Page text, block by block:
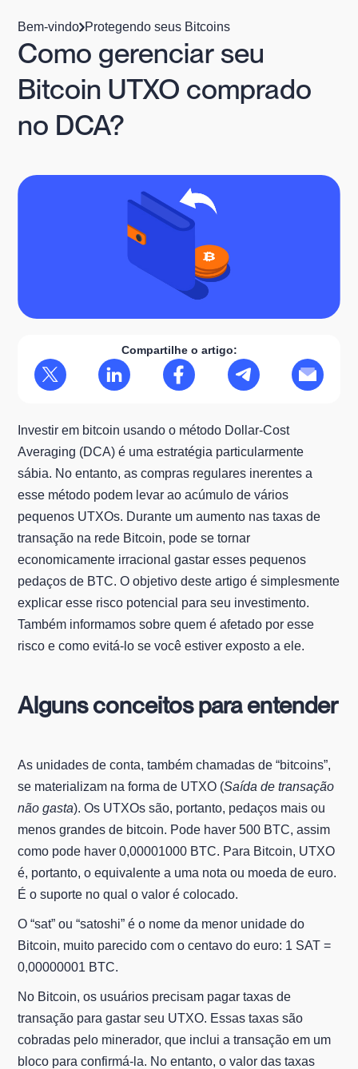
Bem-vindo Protegendo seus Bitcoins
Como gerenciar seu
Bitcoin UTXO comprado
no DCA?
Compartilhe o artigo:
Investir em bitcoin usando o método Dollar-Cost
Averaging (DCA) é uma estratégia particularmente
sábia. No entanto, as compras regulares inerentes a
esse método podem levar ao acúmulo de vários
pequenos UTXOs. Durante um aumento nas taxas de
transação na rede Bitcoin, pode se tornar
economicamente irracional gastar esses pequenos
pedaços de BTC. O objetivo deste artigo é simplesmente
explicar esse risco potencial para seu investimento.
Também informamos sobre quem é afetado por esse
risco e como evitá-lo se você estiver exposto a ele.
Alguns conceitos para entender
As unidades de conta, também chamadas de “bitcoins”,
se materializam na forma de UTXO (Saída de transação
não gasta). Os UTXOs são, portanto, pedaços mais ou
menos grandes de bitcoin. Pode haver 500 BTC, assim
como pode haver 0,00001000 BTC. Para Bitcoin, UTXO
é, portanto, o equivalente a uma nota ou moeda de euro.
É o suporte no qual o valor é colocado.
O “sat” ou “satoshi” é o nome da menor unidade do
Bitcoin, muito parecido com o centavo do euro: 1 SAT =
0,00000001 BTC.
No Bitcoin, os usuários precisam pagar taxas de
transação para gastar seu UTXO. Essas taxas são
cobradas pelo minerador, que inclui a transação em um
bloco para confirmá-la. No entanto, o valor das taxas